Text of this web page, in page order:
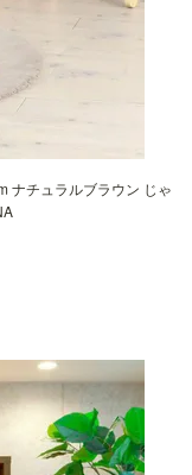
ナチュラルブラウン じゃ